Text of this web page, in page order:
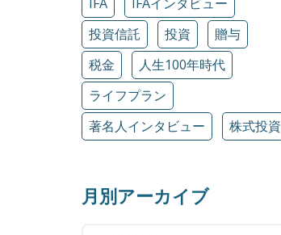
投資信託
投資
贈与
税金
人生100年時代
ライフプラン
著名人インタビュー
株式投資
月別アーカイブ